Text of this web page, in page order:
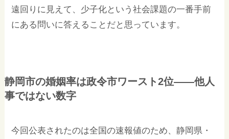
遠回りに見えて、少子化という社会課題の一番手前
にある問いに答えることだと思っています。
静岡市の婚姻率は政令市ワースト2位——他人
事ではない数字
今回公表されたのは全国の速報値のため、静岡県・